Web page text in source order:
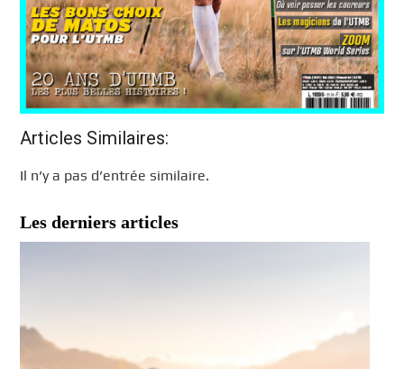
Articles Similaires:
Il n’y a pas d’entrée similaire.
Les derniers articles